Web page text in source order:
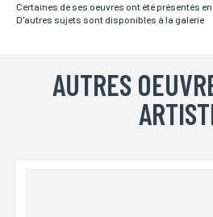
Prénom*
Votre adresse mail sert uniquement à vous
Certaines de ses oeuvres ont été présentés en
D'autres sujets sont disponibles à la galerie
AUTRES